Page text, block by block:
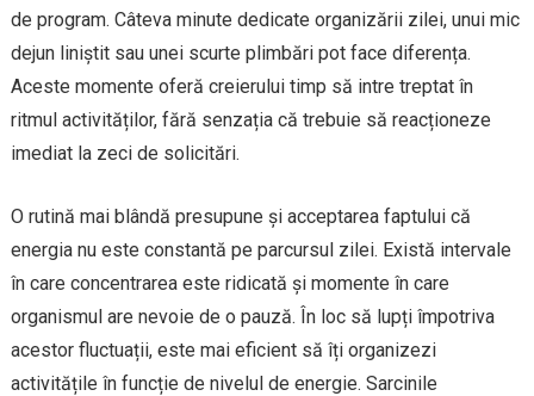
de program. Câteva minute dedicate organizării zilei, unui mic
dejun liniștit sau unei scurte plimbări pot face diferența.
Aceste momente oferă creierului timp să intre treptat în
ritmul activităților, fără senzația că trebuie să reacționeze
imediat la zeci de solicitări.
O rutină mai blândă presupune și acceptarea faptului că
energia nu este constantă pe parcursul zilei. Există intervale
în care concentrarea este ridicată și momente în care
organismul are nevoie de o pauză. În loc să lupți împotriva
acestor fluctuații, este mai eficient să îți organizezi
activitățile în funcție de nivelul de energie. Sarcinile